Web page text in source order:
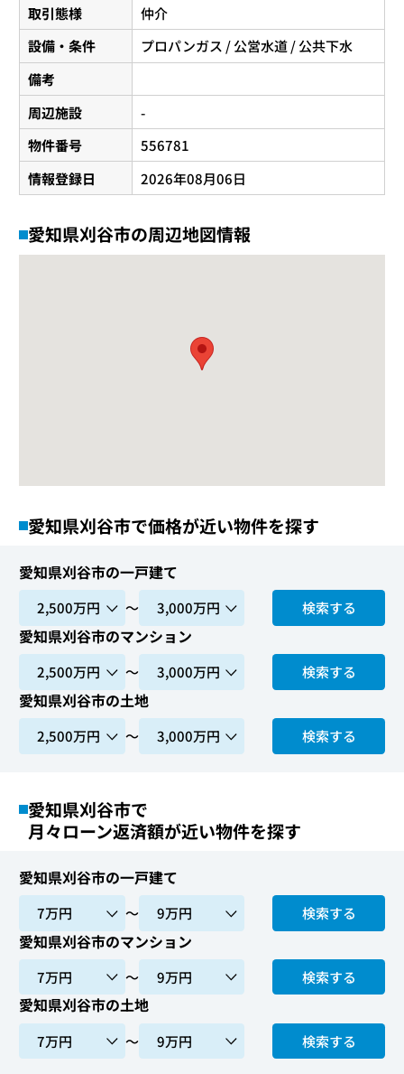
取引態様
仲介
設備・条件
プロパンガス / 公営水道 / 公共下水
備考
周辺施設
-
物件番号
556781
情報登録日
2026年08月06日
愛知県刈谷市の周辺地図情報
愛知県刈谷市で価格が近い物件を探す
愛知県刈谷市の一戸建て
〜 検索する
愛知県刈谷市のマンション
〜 検索する
愛知県刈谷市の土地
〜 検索する
愛知県刈谷市で
月々ローン返済額が近い物件を探す
愛知県刈谷市の一戸建て
〜 検索する
愛知県刈谷市のマンション
〜 検索する
愛知県刈谷市の土地
〜 検索する